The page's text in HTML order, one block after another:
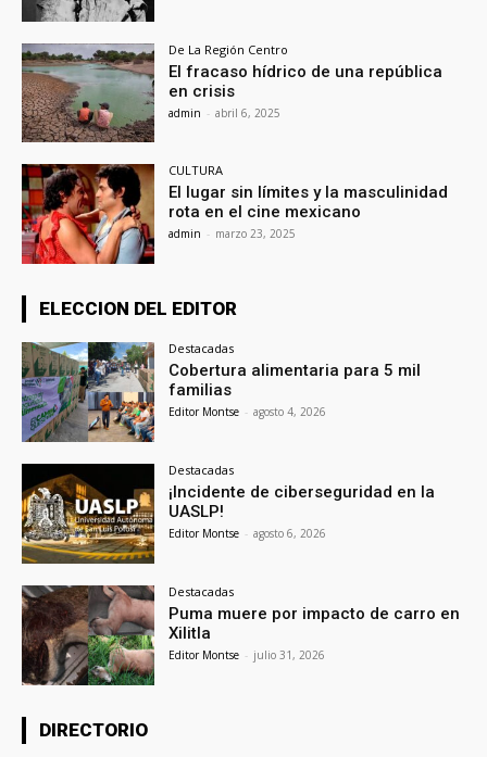
De La Región Centro
El fracaso hídrico de una república
en crisis
admin - abril 6, 2025
CULTURA
El lugar sin límites y la masculinidad
rota en el cine mexicano
admin - marzo 23, 2025
ELECCION DEL EDITOR
Destacadas
Cobertura alimentaria para 5 mil
familias
Editor Montse - agosto 4, 2026
Destacadas
¡Incidente de ciberseguridad en la
UASLP!
Editor Montse - agosto 6, 2026
Destacadas
Puma muere por impacto de carro en
Xilitla
Editor Montse - julio 31, 2026
DIRECTORIO